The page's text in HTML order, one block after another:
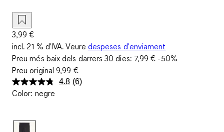
3,99 €
incl. 21 % d'IVA. Veure despeses d'enviament
Preu més baix dels darrers 30 dies: 7,99 € -50%
Preu original9,99 €
4.8 Llegeix
(6)
Color: negre